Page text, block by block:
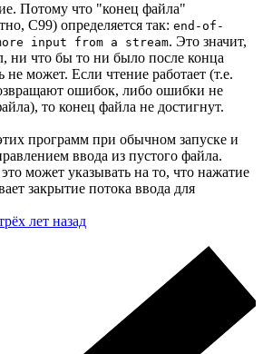
Потому что "конец файла"
С99) определяется так: end-of-
input from a stream. Это значит,
ни что бы то ни было после конца
может. Если чтение работает (т.е.
ошибок, либо ошибки не
то конец файла не достигнут.
программ при обычном запуске и
ввода из пустого файла.
может указывать на то, что нажатие
закрытие потока ввода для
лет назад